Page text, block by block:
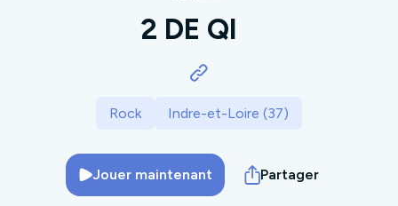
2 DE QI
Rock Indre-et-Loire (37)
Jouer maintenant Partager